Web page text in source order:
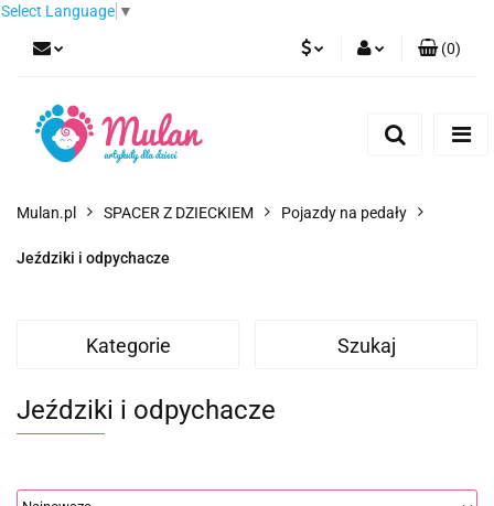
Select Language ▼
(0)
Mulan.pl SPACER Z DZIECKIEM Pojazdy na pedały
Jeździki i odpychacze
Kategorie Szukaj
Jeździki i odpychacze